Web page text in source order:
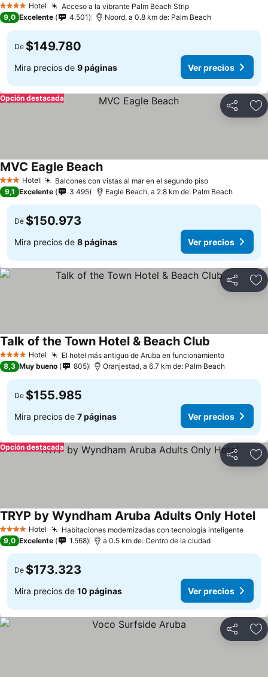
4 EstrellasHotel Acceso a la vibrante Palm Beach Strip
9,0 Excelente 4.501 Noord, a 0.8 km de: Palm Beach
De $149.780
Mira precios de 9 páginas Ver precios
Compartir
Opción destacada
3 Estrellas
Hotel Balcones con vistas al mar en el segundo piso
MVC Eagle Beach
9,1 Excelente 3.495 Eagle Beach, a 2.8 km de: Palm Beach
De $150.973
Mira precios de 8 páginas Ver precios
Compartir
4 EstrellasHotel El hotel más antiguo de Aruba en funcionamiento
Talk of the Town Hotel & Beach Club
8,3 Muy bueno 805 Oranjestad, a 6.7 km de: Palm Beach
De $155.985
Mira precios de 7 páginas Ver precios
Compartir
Opción destacada
4 EstrellasHotel Habitaciones modernizadas con tecnología inteligente
TRYP by Wyndham Aruba Adults Only Hotel
9,0 Excelente 1.568 a 0.5 km de: Centro de la ciudad
De $173.323
Mira precios de 10 páginas Ver precios
Compartir